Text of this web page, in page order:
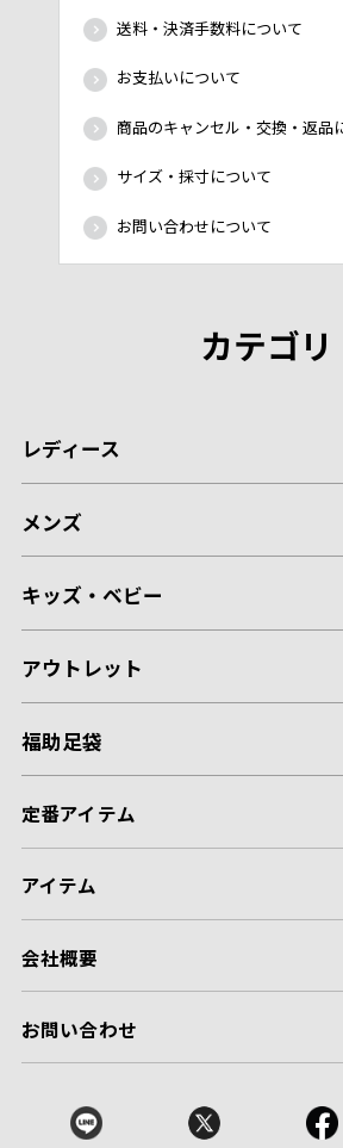
送料・決済手数料について
お支払いについて
商品のキャンセル・交換・返品
サイズ・採寸について
お問い合わせについて
カテゴリ
レディース
メンズ
キッズ・ベビー
アウトレット
福助足袋
定番アイテム
アイテム
会社概要
お問い合わせ